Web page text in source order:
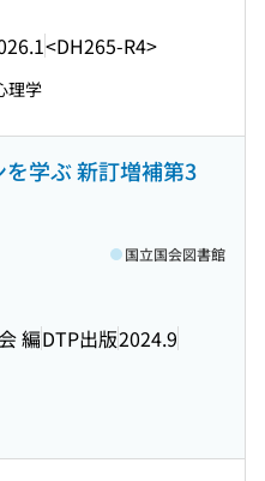
<DH265-R4>
理学
学ぶ 新訂増補第3
編DTP出版2024.9
国立国会図書館